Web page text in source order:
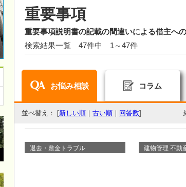
重要事項
重要事項説明書の記載の間違いによる借主へ
検索結果一覧 47件中 1～47件
お悩み相談 コラム
並べ替え： [新しい順 ｜ 古い順 ｜ 回答数]
退去・敷金トラブル 建物管理 不動